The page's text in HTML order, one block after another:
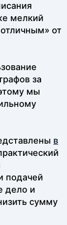
мелкий
от
за
мы
в
подачей
дело и
сумму